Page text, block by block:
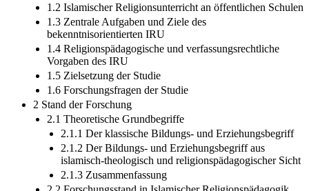
1.2 Islamischer Religionsunterricht an öffentlichen Schulen
1.3 Zentrale Aufgaben und Ziele des
bekenntnisorientierten IRU
1.4 Religionspädagogische und verfassungsrechtliche
Vorgaben des IRU
1.5 Zielsetzung der Studie
1.6 Forschungsfragen der Studie
2 Stand der Forschung
2.1 Theoretische Grundbegriffe
2.1.1 Der klassische Bildungs- und Erziehungsbegriff
2.1.2 Der Bildungs- und Erziehungsbegriff aus
islamisch-theologisch und religionspädagogischer Sicht
2.1.3 Zusammenfassung